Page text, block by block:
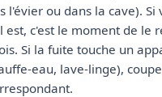
l'évier ou dans la cave). Si
est, c'est le moment de le
Si la fuite touche un
eau, lave-linge),